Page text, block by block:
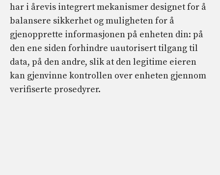
har i årevis integrert mekanismer designet for å
balansere sikkerhet og muligheten for å
gjenopprette informasjonen på enheten din: på
den ene siden forhindre uautorisert tilgang til
data, på den andre, slik at den legitime eieren
kan gjenvinne kontrollen over enheten gjennom
verifiserte prosedyrer.